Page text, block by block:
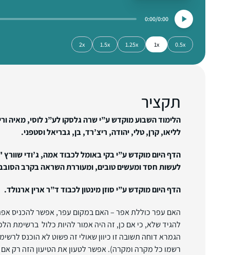
0:00
0:00
0.5x
1x
1.25x
1.5x
2x
תקציר
הלימוד השבוע מוקדש ע”י שרה גלסקו לע”נ לוסי, מאיה
לליאו, קרן, טלי, יהודה, ריצ’רד, בן, גבריאל וסטפני.
הדף היום מוקדש ע”י בקי באומל לכבוד אמה, ג’ודי
לעשות חסד ומעשים טובים, ומעוררת השראה בקרב
הדף היום מוקדש ע”י סוזן מינטון לכבוד ד”ר ארין ארנולד.
האם עפר כוללת אפר – האם במקום עפר, אפשר להכניס
להגיד שלא, כי אם כן, זה היה אמור להיות כלול ברשימת
הגמרא דוחה תשובה זו כיוון שאולי זה פשוט לא הוכנס
רשמו כל מקרה ומקרה). אפשר לטעון את הטיעון הזה רק